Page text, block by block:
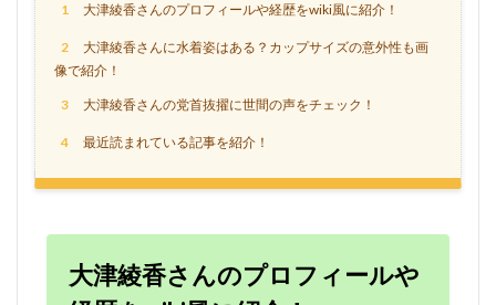
1 大津綾香さんのプロフィールや経歴をwiki風に紹介！
2
大津綾香さんに水着姿はある？カップサイズの意外性も画
像で紹介！
3 大津綾香さんの党首抜擢に世間の声をチェック！
4 最近読まれている記事を紹介！
大津綾香さんのプロフィールや